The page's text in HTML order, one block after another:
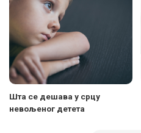
Шта се дешава у срцу
невољеног детета